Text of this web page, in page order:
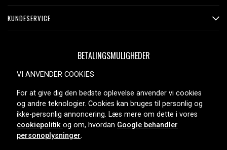
KUNDESERVICE
BETALINGSMULIGHEDER
LEVERINGSMULIGHEDER
VI ANVENDER COOKIES
For at give dig den bedste oplevelse anvender vi cookies
og andre teknologier. Cookies kan bruges til personlig og
ikke-personlig annoncering. Læs mere om dette i vores
cookiepolitik og om, hvordan Google behandler
personoplysninger.